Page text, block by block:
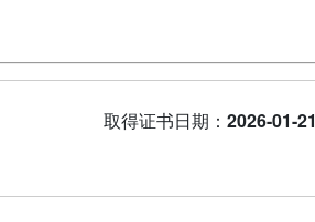
取得证书日期：2026-01-21